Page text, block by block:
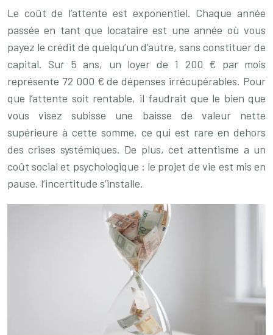
Le coût de l’attente est exponentiel. Chaque année
passée en tant que locataire est une année où vous
payez le crédit de quelqu’un d’autre, sans constituer de
capital. Sur 5 ans, un loyer de 1 200 € par mois
représente 72 000 € de dépenses irrécupérables. Pour
que l’attente soit rentable, il faudrait que le bien que
vous visez subisse une baisse de valeur nette
supérieure à cette somme, ce qui est rare en dehors
des crises systémiques. De plus, cet attentisme a un
coût social et psychologique : le projet de vie est mis en
pause, l’incertitude s’installe.